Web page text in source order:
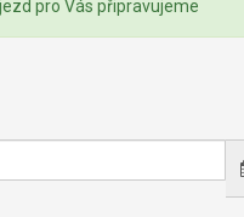
pro Vás připravujeme